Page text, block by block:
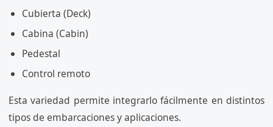
Cubierta (Deck)
Cabina (Cabin)
Pedestal
Control remoto
Esta variedad permite integrarlo fácilmente en distintos
tipos de embarcaciones y aplicaciones.